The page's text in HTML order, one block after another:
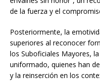
de la fuerza y el
Posteriormente, la
superiores al reconocer
los Suboficiales Mayores,
uniformado, quienes han
y la reinserción en los